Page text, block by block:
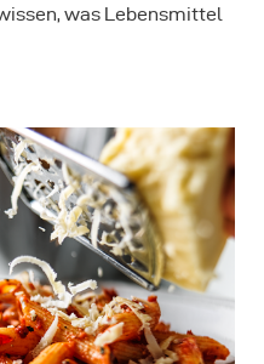
was Lebensmittel